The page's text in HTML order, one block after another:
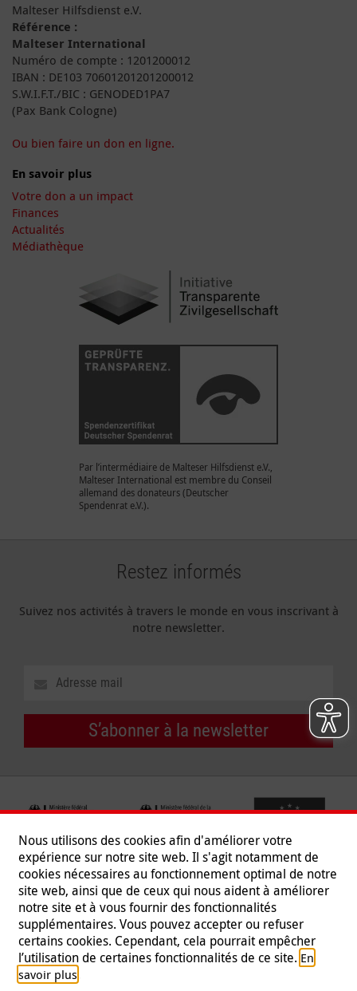
Malteser Hilfsdienst e.V.
Référence :
Malteser International
Numéro de compte : 1201200012
IBAN : DE103 70601201201200012
S.W.I.F.T./BIC : GENODED1PA7
(Pax Bank Cologne)
Ou bien faire un don en ligne.
En savoir plus
Votre don a un impact
Finances
Actualités
Médiathèque
Par l’intermédiaire de Malteser Hilfsdienst e.V.,
Malteser International est membre du Conseil
allemand des donateurs (Deutscher
Spendenrat e.V.).
Restez informés
Suivez nos activités à travers le monde en vous inscrivant à
notre newsletter.
S’abonner à la newsletter
Suivez-nous
Nous utilisons des cookies afin d'améliorer votre
expérience sur notre site web. Il s'agit notamment de
cookies nécessaires au fonctionnement optimal de notre
site web, ainsi que de ceux qui nous aident à améliorer
notre site et à vous fournir des fonctionnalités
supplémentaires. Vous pouvez accepter ou refuser
certains cookies. Cependant, cela pourrait empêcher
l’utilisation de certaines fonctionnalités de ce site. En
savoir plus.